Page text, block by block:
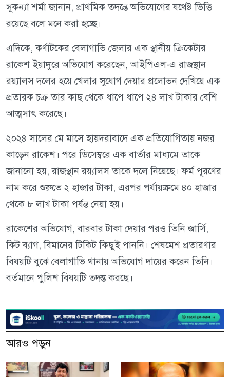
সুকন্যা শর্মা জানান, প্রাথমিক তদন্তে অভিযোগের যথেষ্ট ভিত্তি
রয়েছে বলে মনে করা হচ্ছে।
এদিকে, কর্ণাটকের বেলাগাভি জেলার এক স্থানীয় ক্রিকেটার
রাকেশ ইয়াদুরে অভিযোগ করেছেন, আইপিএল-এ রাজস্থান
রয়্যালস দলের হয়ে খেলার সুযোগ দেয়ার প্রলোভন দেখিয়ে এক
প্রতারক চক্র তার কাছ থেকে ধাপে ধাপে ২৪ লাখ টাকার বেশি
আত্মসাৎ করেছে।
২০২৪ সালের মে মাসে হায়দরাবাদে এক প্রতিযোগিতায় নজর
কাড়েন রাকেশ। পরে ডিসেম্বরে এক বার্তার মাধ্যমে তাকে
জানানো হয়, রাজস্থান রয়্যালস তাকে দলে নিয়েছে। ফর্ম পূরণের
নাম করে শুরুতে ২ হাজার টাকা, এরপর পর্যায়ক্রমে ৪০ হাজার
থেকে ৮ লাখ টাকা পর্যন্ত নেয়া হয়।
রাকেশের অভিযোগ, বারবার টাকা দেয়ার পরও তিনি জার্সি,
কিট ব্যাগ, বিমানের টিকিট কিছুই পাননি। শেষমেশ প্রতারণার
বিষয়টি বুঝে বেলাগাভি থানায় অভিযোগ দায়ের করেন তিনি।
বর্তমানে পুলিশ বিষয়টি তদন্ত করছে।
আরও পড়ুন